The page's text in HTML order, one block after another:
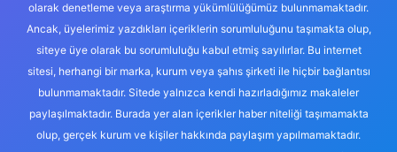
olarak denetleme veya araştırma yükümlülüğümüz bulunmamaktadır.
Ancak, üyelerimiz yazdıkları içeriklerin sorumluluğunu taşımakta olup,
siteye üye olarak bu sorumluluğu kabul etmiş sayılırlar. Bu internet
sitesi, herhangi bir marka, kurum veya şahıs şirketi ile hiçbir bağlantısı
bulunmamaktadır. Sitede yalnızca kendi hazırladığımız makaleler
paylaşılmaktadır. Burada yer alan içerikler haber niteliği taşımamakta
olup, gerçek kurum ve kişiler hakkında paylaşım yapılmamaktadır.